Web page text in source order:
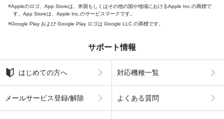
Appleのロゴ、App Storeは、米国もしくはその他の国や地域におけるApple Inc.の商標で
す。App Storeは、Apple Inc.のサービスマークです。
Google Play および Google Play ロゴは Google LLC の商標です。
サポート情報
はじめての方へ 対応機種一覧
メールサービス登録/解除 よくある質問